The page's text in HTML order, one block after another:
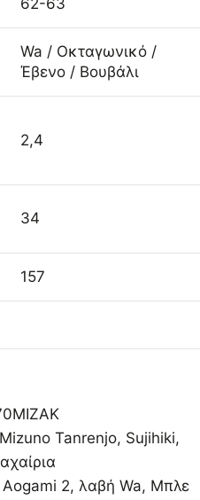
62-63
Wa / Οκταγωνικό /
Έβενο / Βουβάλι
2,4
34
157
Mizuno Tanrenjo, Sujihiki,
Aogami 2, λαβή Wa, Μπλε